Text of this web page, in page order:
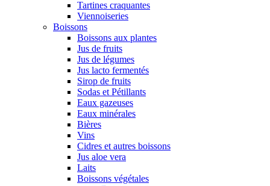
Tartines craquantes
Viennoiseries
Boissons
Boissons aux plantes
Jus de fruits
Jus de légumes
Jus lacto fermentés
Sirop de fruits
Sodas et Pétillants
Eaux gazeuses
Eaux minérales
Bières
Vins
Cidres et autres boissons
Jus aloe vera
Laits
Boissons végétales